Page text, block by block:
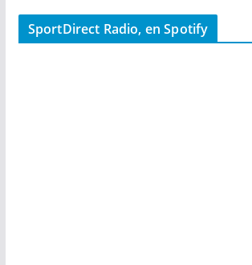
SportDirect Radio, en Spotify